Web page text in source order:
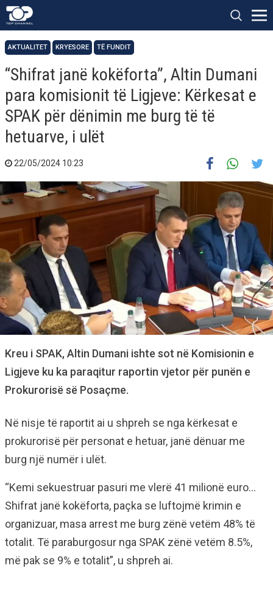
AKTUALITET KRYESORE TË FUNDIT
“Shifrat janë kokëforta”, Altin Dumani
para komisionit të Ligjeve: Kërkesat e
SPAK për dënimin me burg të të
hetuarve, i ulët
22/05/2024 10:23
Kreu i SPAK, Altin Dumani ishte sot në Komisionin e
Ligjeve ku ka paraqitur raportin vjetor për punën e
Prokurorisë së Posaçme.
Në nisje të raportit ai u shpreh se nga kërkesat e
prokurorisë për personat e hetuar, janë dënuar me
burg një numër i ulët.
“Kemi sekuestruar pasuri me vlerë 41 milionë euro…
Shifrat janë kokëforta, paçka se luftojmë krimin e
organizuar, masa arrest me burg zënë vetëm 48% të
totalit. Të paraburgosur nga SPAK zënë vetëm 8.5%,
më pak se 9% e totalit”, u shpreh ai.